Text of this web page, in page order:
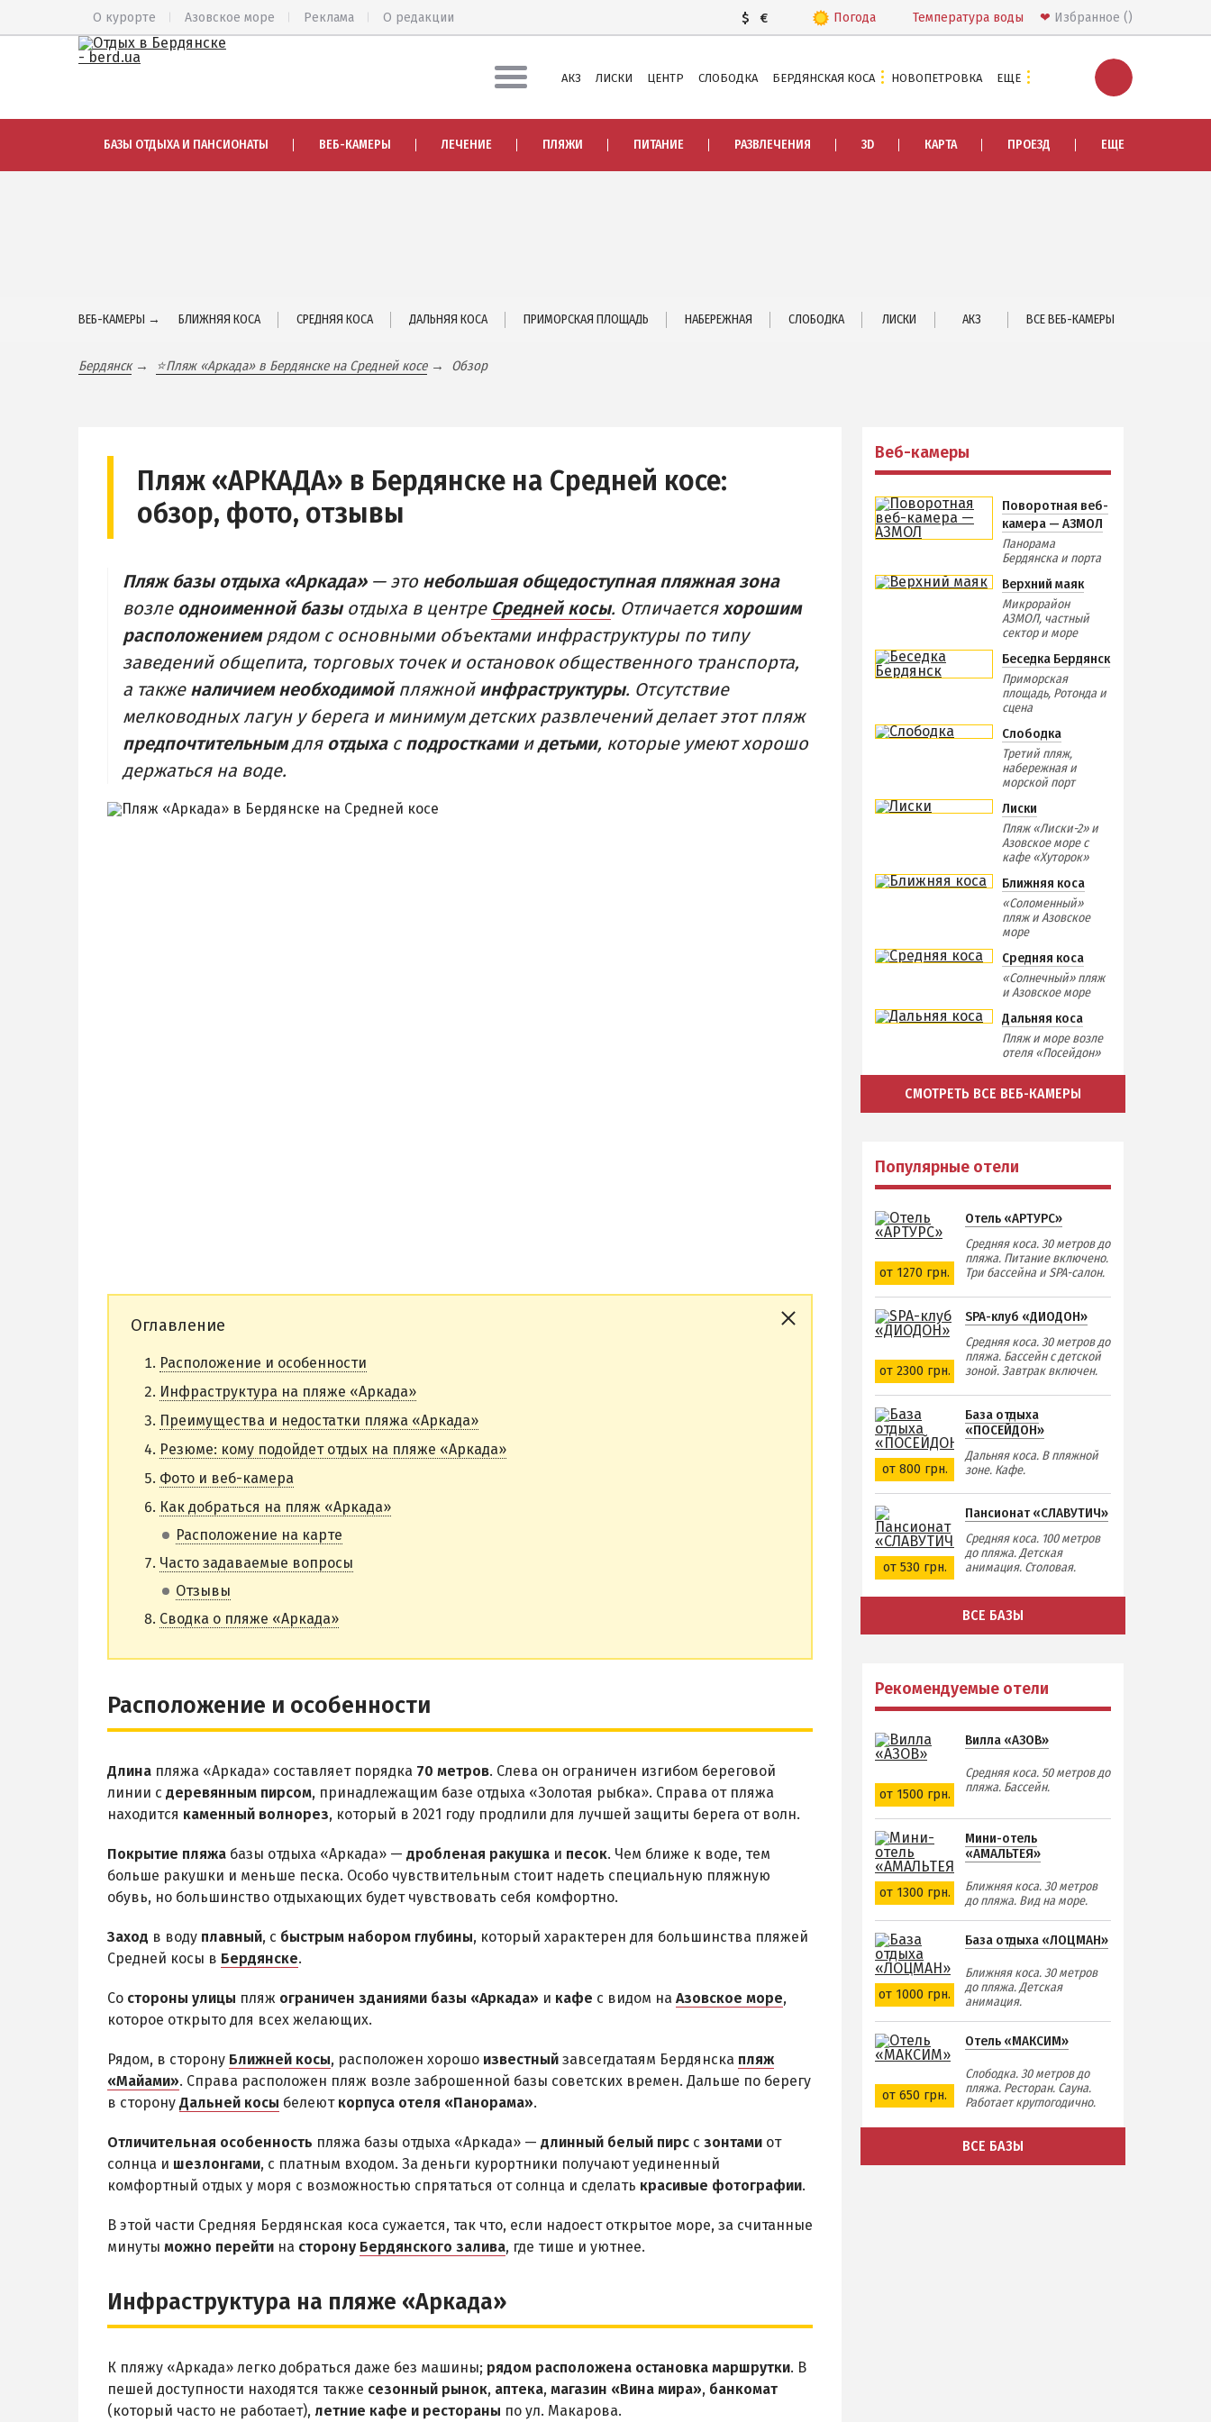
Погода Температура воды ❤ Избранное
$ €
О курорте Азовское море Реклама О редакции
Городская часть
Ближняя коса
Средняя коса
Дальняя коса
НАГОРНАЯ ЧАСТЬ
НОВОПЕТРОВКА
Аквапарк
ДОСТОПРИМЕЧАТЕЛЬНОСТИ
Отдых с детьми
Недорогой отдых
Отдых с бассейном
Отдых на первой линии
Отдых на набережной
Квартиры посуточно
АКЗ ЛИСКИ ЦЕНТР СЛОБОДКА БЕРДЯНСКАЯ КОСА НОВОПЕТРОВКА ЕЩЕ
БАЗЫ ОТДЫХА И ПАНСИОНАТЫ ВЕБ-КАМЕРЫ ЛЕЧЕНИЕ ПЛЯЖИ ПИТАНИЕ РАЗВЛЕЧЕНИЯ 3D КАРТА ПРОЕЗД ЕЩЕ
ВЕБ-КАМЕРЫ → БЛИЖНЯЯ КОСА СРЕДНЯЯ КОСА ДАЛЬНЯЯ КОСА ПРИМОРСКАЯ ПЛОЩАДЬ НАБЕРЕЖНАЯ СЛОБОДКА ЛИСКИ АКЗ ВСЕ ВЕБ-КАМЕРЫ
Бердянск ⭐Пляж «Аркада» в Бердянске на Средней косе Обзор
Пляж «АРКАДА» в Бердянске на Средней косе:
обзор, фото, отзывы
Пляж базы отдыха «Аркада»— это небольшая общедоступная пляжная зона
возле одноименной базыотдыха в центре Средней косы. Отличаетсяхорошим
расположениемрядом с основными объектами инфраструктуры по типу
заведений общепита, торговых точек и остановок общественного транспорта,
а также наличием необходимойпляжной инфраструктуры. Отсутствие
мелководных лагун у берега и минимум детских развлечений делает этот пляж
предпочтительнымдля отдыхасподросткамиидетьми, которые умеют хорошо
держаться на воде.
Оглавление
Расположение и особенности
Инфраструктура на пляже «Аркада»
Преимущества и недостатки пляжа «Аркада»
Резюме: кому подойдет отдых на пляже «Аркада»
Фото и веб-камера
Как добраться на пляж «Аркада»
Расположение на карте
Часто задаваемые вопросы
Отзывы
Сводка о пляже «Аркада»
Расположение и особенности
Длина пляжа «Аркада» составляет порядка 70 метров. Слева он ограничен изгибом береговой
линии с деревянным пирсом, принадлежащим базе отдыха «Золотая рыбка». Справа от пляжа
находится каменный волнорез, который в 2021 году продлили для лучшей защиты берега от волн.
Покрытие пляжа базы отдыха «Аркада» — дробленая ракушка и песок. Чем ближе к воде, тем
больше ракушки и меньше песка. Особо чувствительным стоит надеть специальную пляжную
обувь, но большинство отдыхающих будет чувствовать себя комфортно.
Заход в воду плавный, с быстрым набором глубины, который характерен для большинства пляжей
Средней косы в Бердянске.
Со стороны улицы пляж ограничен зданиями базы «Аркада» и кафе с видом на Азовское море,
которое открыто для всех желающих.
Рядом, в сторону Ближней косы, расположен хорошо известный завсегдатаям Бердянска пляж
«Майами». Справа расположен пляж возле заброшенной базы советских времен. Дальше по берегу
в сторону Дальней косы белеют корпуса отеля «Панорама».
Отличительная особенность пляжа базы отдыха «Аркада» — длинный белый пирс с зонтами от
солнца и шезлонгами, с платным входом. За деньги курортники получают уединенный
комфортный отдых у моря с возможностью спрятаться от солнца и сделать красивые фотографии.
В этой части Средняя Бердянская коса сужается, так что, если надоест открытое море, за считанные
минуты можно перейти на сторону Бердянского залива, где тише и уютнее.
Инфраструктура на пляже «Аркада»
К пляжу «Аркада» легко добраться даже без машины; рядом расположена остановка маршрутки. В
пешей доступности находятся также сезонный рынок, аптека, магазин «Вина мира», банкомат
(который часто не работает), летние кафе и рестораны по ул. Макарова.
Веб-камеры
Поворотная веб-
камера — АЗМОЛ
Панорама
Бердянска и порта
Верхний маяк
Микрорайон
АЗМОЛ, частный
сектор и море
Беседка Бердянск
Приморская
площадь, Ротонда и
сцена
Слободка
Третий пляж,
набережная и
морской порт
Лиски
Пляж «Лиски-2» и
Азовское море с
кафе «Хуторок»
Ближняя коса
«Соломенный»
пляж и Азовское
море
Средняя коса
«Солнечный» пляж
и Азовское море
Дальняя коса
Пляж и море возле
отеля «Посейдон»
СМОТРЕТЬ ВСЕ ВЕБ-КАМЕРЫ
Популярные отели
от 1270 грн.
Отель «АРТУРС»
Средняя коса. 30 метров до
пляжа. Питание включено.
Три бассейна и SPA-салон.
от 2300 грн.
SPA-клуб «ДИОДОН»
Средняя коса. 30 метров до
пляжа. Бассейн с детской
зоной. Завтрак включен.
от 800 грн.
База отдыха
«ПОСЕЙДОН»
Дальняя коса. В пляжной
зоне. Кафе.
от 530 грн.
Пансионат «СЛАВУТИЧ»
Средняя коса. 100 метров
до пляжа. Детская
анимация. Столовая.
ВСЕ БАЗЫ
Рекомендуемые отели
от 1500 грн.
Вилла «АЗОВ»
Средняя коса. 50 метров до
пляжа. Бассейн.
от 1300 грн.
Мини-отель
«АМАЛЬТЕЯ»
Ближняя коса. 30 метров
до пляжа. Вид на море.
от 1000 грн.
База отдыха «ЛОЦМАН»
Ближняя коса. 30 метров
до пляжа. Детская
анимация.
от 650 грн.
Отель «МАКСИМ»
Слободка. 30 метров до
пляжа. Ресторан. Сауна.
Работает круглогодично.
ВСЕ БАЗЫ